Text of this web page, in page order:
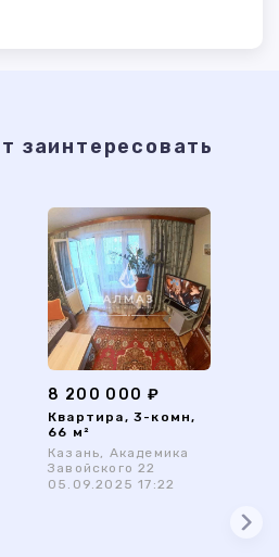
заинтересовать
8 200 000 ₽
Квартира, 3-комн,
66 м²
Казань, Академика
Завойского 22
05.09.2025 17:22